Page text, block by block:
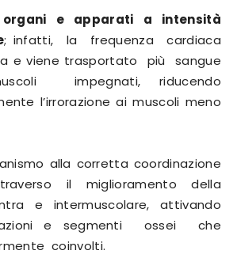
organi e apparati a intensità
; infatti, la frequenza cardiaca
e viene trasportato più sangue
impegnati, riducendo
l’irrorazione ai muscoli meno
alla corretta coordinazione
il miglioramento della
e intermuscolare, attivando
e segmenti ossei che
coinvolti.